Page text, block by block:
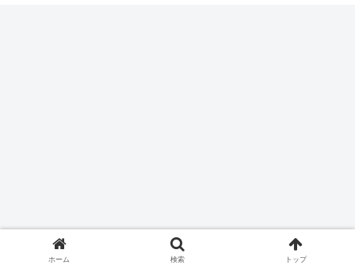
ホーム 検索 トップ